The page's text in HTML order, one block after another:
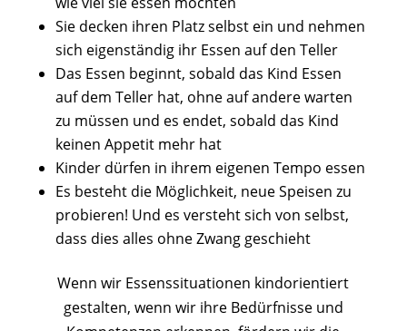
Sie decken ihren Platz selbst ein und nehmen
sich eigenständig ihr Essen auf den Teller
Das Essen beginnt, sobald das Kind Essen
auf dem Teller hat, ohne auf andere warten
zu müssen und es endet, sobald das Kind
keinen Appetit mehr hat
Kinder dürfen in ihrem eigenen Tempo essen
Es besteht die Möglichkeit, neue Speisen zu
probieren! Und es versteht sich von selbst,
dass dies alles ohne Zwang geschieht
Wenn wir Essenssituationen kindorientiert
gestalten, wenn wir ihre Bedürfnisse und